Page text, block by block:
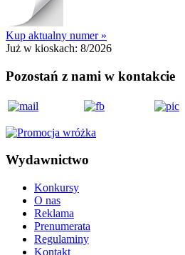
Kup aktualny numer »
Już w kioskach: 8/2026
Pozostań z nami w kontakcie
Wydawnictwo
Konkursy
O nas
Reklama
Prenumerata
Regulaminy
Kontakt